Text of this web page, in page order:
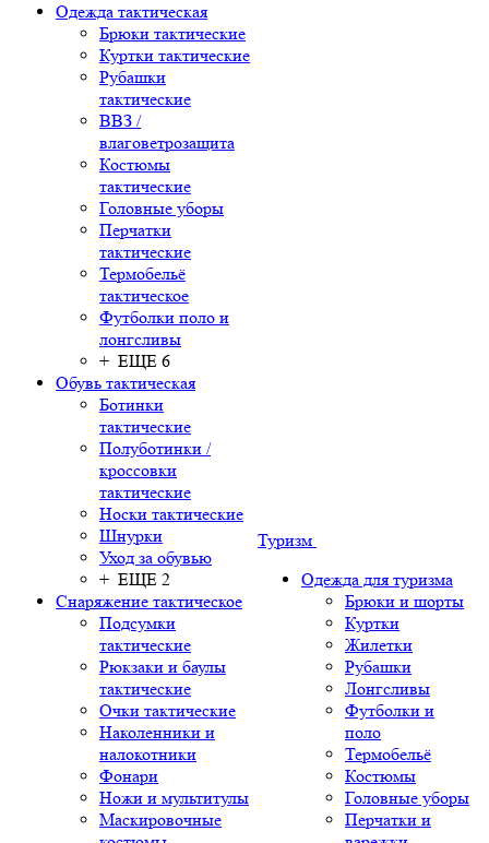
Одежда тактическая
Брюки тактические
Куртки тактические
Рубашки
тактические
ВВЗ /
влаговетрозащита
Костюмы
тактические
Головные уборы
Перчатки
тактические
Термобельё
тактическое
Футболки поло и
лонгсливы
+ ЕЩЕ 6
Обувь тактическая
Ботинки
тактические
Полуботинки /
кроссовки
тактические
Носки тактические
Шнурки
Уход за обувью
+ ЕЩЕ 2
Снаряжение тактическое
Подсумки
тактические
Рюкзаки и баулы
тактические
Очки тактические
Наколенники и
налокотники
Фонари
Ножи и мультитулы
Маскировочные
Туризм
Одежда для туризма
Брюки и шорты
Куртки
Жилетки
Рубашки
Лонгсливы
Футболки и
поло
Термобельё
Костюмы
Головные уборы
Перчатки и